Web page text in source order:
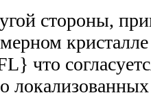
стороны,
что